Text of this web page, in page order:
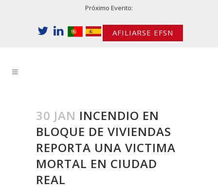
Próximo Evento:
AFILIARSE EFSN
30 JAN INCENDIO EN
BLOQUE DE VIVIENDAS
REPORTA UNA VICTIMA
MORTAL EN CIUDAD
REAL